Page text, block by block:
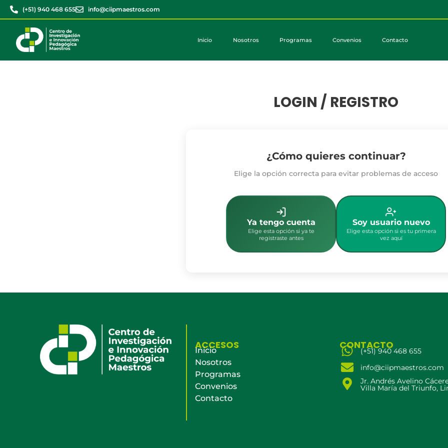
(+51) 940 468 655 info@ciipmaestros.com
Inicio Nosotros Programas Convenios Contacto
LOGIN / REGISTRO
¿Cómo quieres continuar?
Elige la opción correcta para evitar problemas de acceso
Ya tengo cuenta
Elige esta opción si ya te
registraste antes
Soy usuario nuevo
Elige esta opción si es tu primera
vez aquí
ACCESOS
Inicio
Nosotros
Programas
Convenios
Contacto
CONTACTO
(+51) 940 468 655
info@ciipmaestros.com
Jr. Andrés Avelino
Villa María del Triunfo,